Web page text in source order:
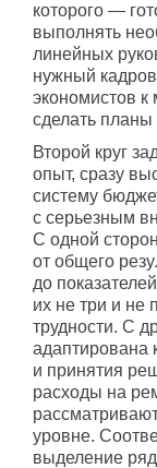
которого —
выполнять
линейных
нужный
экономистов к
сделать
Второй круг
опыт, сразу
систему
с серьезным
С одной
от общего
до
их не три и не
трудности. С
адаптирована
и принятия
расходы на
уровне.
выделение